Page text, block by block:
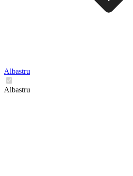
Albastru
Albastru